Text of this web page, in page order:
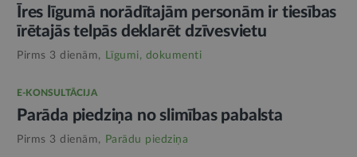
Īres līgumā norādītajām personām ir tiesības
īrētajās telpās deklarēt dzīvesvietu
Pirms 3 dienām, Līgumi, dokumenti
E-KONSULTĀCIJA
Parāda piedziņa no slimības pabalsta
Pirms 3 dienām, Parādu piedziņa